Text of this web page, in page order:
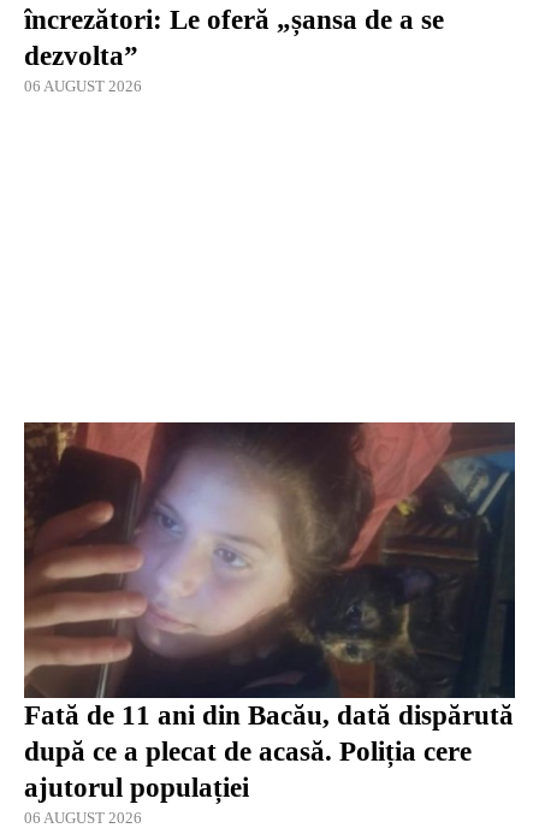
încrezători: Le oferă „șansa de a se
dezvolta”
06 AUGUST 2026
Fată de 11 ani din Bacău, dată dispărută
după ce a plecat de acasă. Poliția cere
ajutorul populației
06 AUGUST 2026